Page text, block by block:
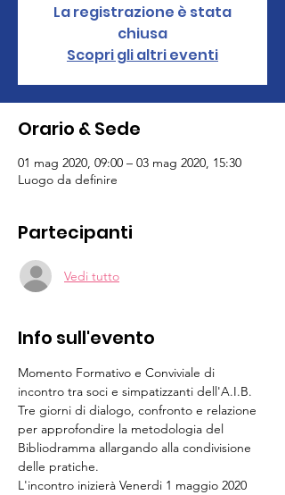
La registrazione è stata
chiusa
Scopri gli altri eventi
Orario & Sede
01 mag 2020, 09:00 – 03 mag 2020, 15:30
Luogo da definire
Partecipanti
Vedi tutto
Info sull'evento
Momento Formativo e Conviviale di
incontro tra soci e simpatizzanti dell'A.I.B.
Tre giorni di dialogo, confronto e relazione
per approfondire la metodologia del
Bibliodramma allargando alla condivisione
delle pratiche.
L'incontro inizierà Venerdi 1 maggio 2020